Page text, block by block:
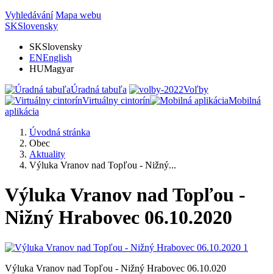
Vyhledávání Mapa webu
SKSlovensky
SKSlovensky
ENEnglish
HUMagyar
Úradná tabuľa
Voľby
Virtuálny cintorín
Mobilná
aplikácia
Úvodná stránka
Obec
Aktuality
Výluka Vranov nad Topľou - Nižný...
Výluka Vranov nad Topľou -
Nižný Hrabovec 06.10.2020
Výluka Vranov nad Topľou - Nižný Hrabovec 06.10.020